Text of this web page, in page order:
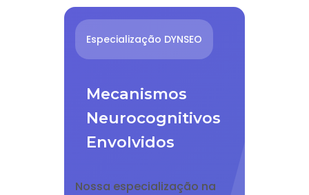
Especialização DYNSEO
Mecanismos
Neurocognitivos
Envolvidos
Nossa especialização na